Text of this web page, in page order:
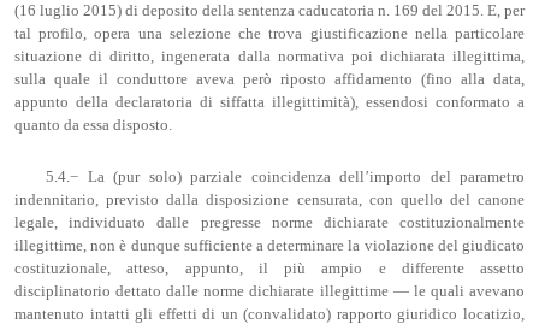
(16 luglio 2015) di deposito della sentenza caducatoria n. 169 del 2015. E, per
tal profilo, opera una selezione che trova giustificazione nella particolare
situazione di diritto, ingenerata dalla normativa poi dichiarata illegittima,
sulla quale il conduttore aveva però riposto affidamento (fino alla data,
appunto della declaratoria di siffatta illegittimità), essendosi conformato a
quanto da essa disposto.
5.4.− La (pur solo) parziale coincidenza dell’importo del parametro
indennitario, previsto dalla disposizione censurata, con quello del canone
legale, individuato dalle pregresse norme dichiarate costituzionalmente
illegittime, non è dunque sufficiente a determinare la violazione del giudicato
costituzionale, atteso, appunto, il più ampio e differente assetto
disciplinatorio dettato dalle norme dichiarate illegittime — le quali avevano
mantenuto intatti gli effetti di un (convalidato) rapporto giuridico locatizio,